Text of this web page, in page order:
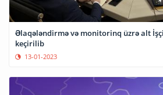
Əlaqələndirmə və monitorinq üzrə alt
keçirilib
13-01-2023